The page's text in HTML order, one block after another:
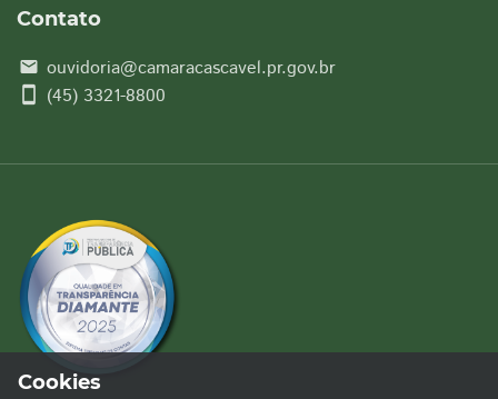
Contato
email ouvidoria@camaracascavel.pr.gov.br
smartphone (45) 3321-8800
Cookies